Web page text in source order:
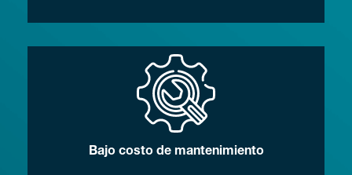
Bajo costo de mantenimiento